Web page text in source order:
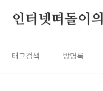
인터넷떠돌이
태그검색 방명록